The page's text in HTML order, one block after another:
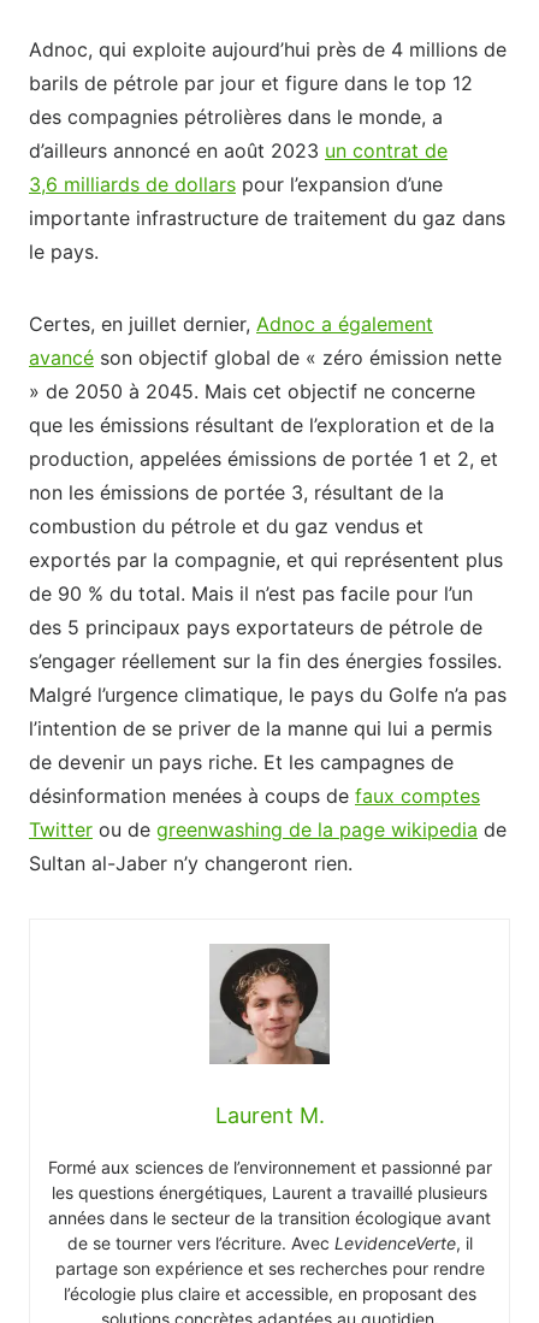
Adnoc, qui exploite aujourd’hui près de 4 millions de
barils de pétrole par jour et figure dans le top 12
des compagnies pétrolières dans le monde, a
d’ailleurs annoncé en août 2023 un contrat de
3,6 milliards de dollars pour l’expansion d’une
importante infrastructure de traitement du gaz dans
le pays.
Certes, en juillet dernier, Adnoc a également
avancé son objectif global de « zéro émission nette
» de 2050 à 2045. Mais cet objectif ne concerne
que les émissions résultant de l’exploration et de la
production, appelées émissions de portée 1 et 2, et
non les émissions de portée 3, résultant de la
combustion du pétrole et du gaz vendus et
exportés par la compagnie, et qui représentent plus
de 90 % du total. Mais il n’est pas facile pour l’un
des 5 principaux pays exportateurs de pétrole de
s’engager réellement sur la fin des énergies fossiles.
Malgré l’urgence climatique, le pays du Golfe n’a pas
l’intention de se priver de la manne qui lui a permis
de devenir un pays riche. Et les campagnes de
désinformation menées à coups de faux comptes
Twitter ou de greenwashing de la page wikipedia de
Sultan al-Jaber n’y changeront rien.
Laurent M.
Formé aux sciences de l’environnement et passionné par
les questions énergétiques, Laurent a travaillé plusieurs
années dans le secteur de la transition écologique avant
de se tourner vers l’écriture. Avec LevidenceVerte, il
partage son expérience et ses recherches pour rendre
l’écologie plus claire et accessible, en proposant des
solutions concrètes adaptées au quotidien.